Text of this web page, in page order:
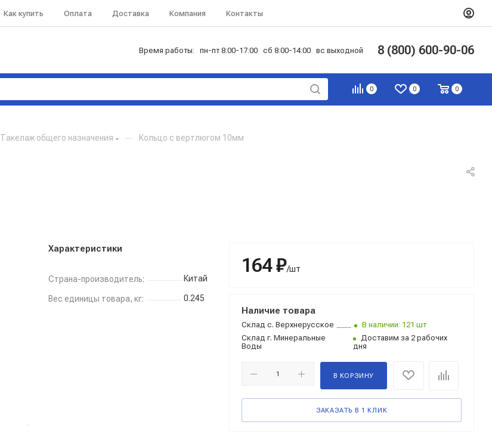
Как купить Оплата Доставка Компания Контакты
Время работы: пн-пт 8:00-17:00 сб 8:00-14:00 вс выходной 8 (800) 600-90-06
0 0 0
Такелаж общего назначения — Кольцо с вертлюгом 10мм
Характеристики
Страна-производитель: Китай
Вес единицы товара, кг: 0.245
164 ₽/шт
Наличие товара
Склад с. Верхнерусское
В наличии: 121 шт
Склад г. Минеральные
Воды
Доставим за 2 рабочих
дня
В КОРЗИНУ
ЗАКАЗАТЬ В 1 КЛИК